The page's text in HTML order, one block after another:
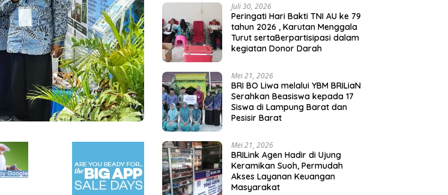
Juli 30, 2026
Peringati Hari Bakti TNI AU ke 79
tahun 2026 , Karutan Menggala
Turut sertaBerpartisipasi dalam
kegiatan Donor Darah
Mei 21, 2026
BRI BO Liwa melalui YBM BRILiaN
Serahkan Beasiswa kepada 17
Siswa di Lampung Barat dan
Pesisir Barat
Mei 21, 2026
BRILink Agen Hadir di Ujung
Keramikan Suoh, Permudah
Akses Layanan Keuangan
Masyarakat